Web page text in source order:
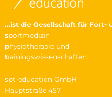
…ist die Gesellschaft für Fort-
sportmedizin
physiotherapie und
trainingswissenschaften.
spt-education GmbH
Hauptstraße 457